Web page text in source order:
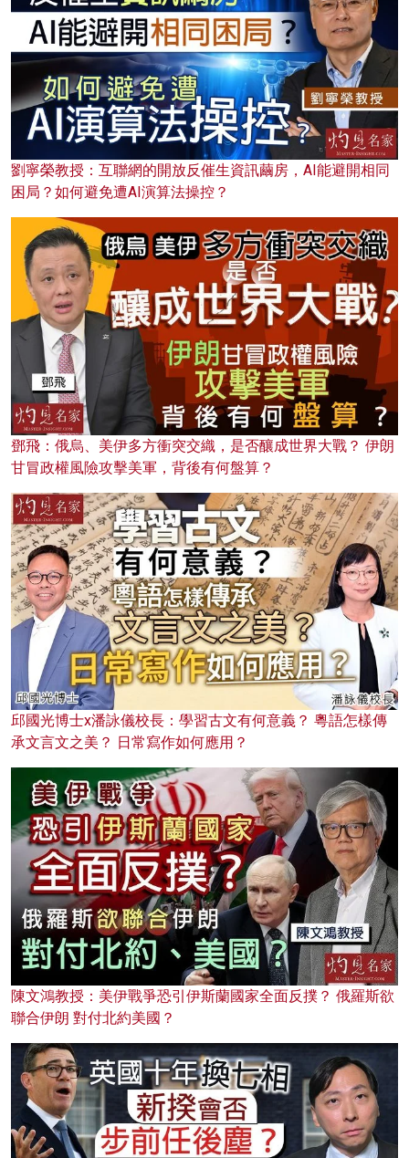
劉寧榮教授：互聯網的開放反催生資訊繭房，AI能避開相同
困局？如何避免遭AI演算法操控？
鄧飛：俄烏、美伊多方衝突交織，是否釀成世界大戰？ 伊朗
甘冒政權風險攻擊美軍，背後有何盤算？
邱國光博士x潘詠儀校長：學習古文有何意義？ 粵語怎樣傳
承文言文之美？ 日常寫作如何應用？
陳文鴻教授：美伊戰爭恐引伊斯蘭國家全面反撲？ 俄羅斯欲
聯合伊朗 對付北約美國？